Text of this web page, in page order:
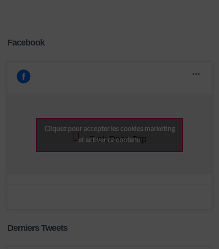
Facebook
Trek Rose Trip
Cliquez pour accepter les cookies marketing
et activer ce contenu
Derniers Tweets